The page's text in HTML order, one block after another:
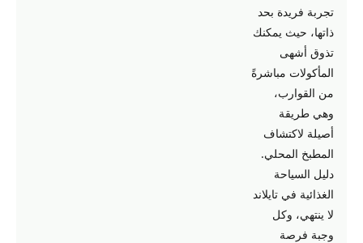
تجربة فريدة بحد
ذاتها، حيث يمكنك
تذوق أشهى
المأكولات مباشرةً
من القوارب،
وهي طريقة
أصيلة لاكتشاف
المطبخ المحلي.
دليل السياحة
الغذائية في تايلاند
لا ينتهي، وكل
وجبة فرصة